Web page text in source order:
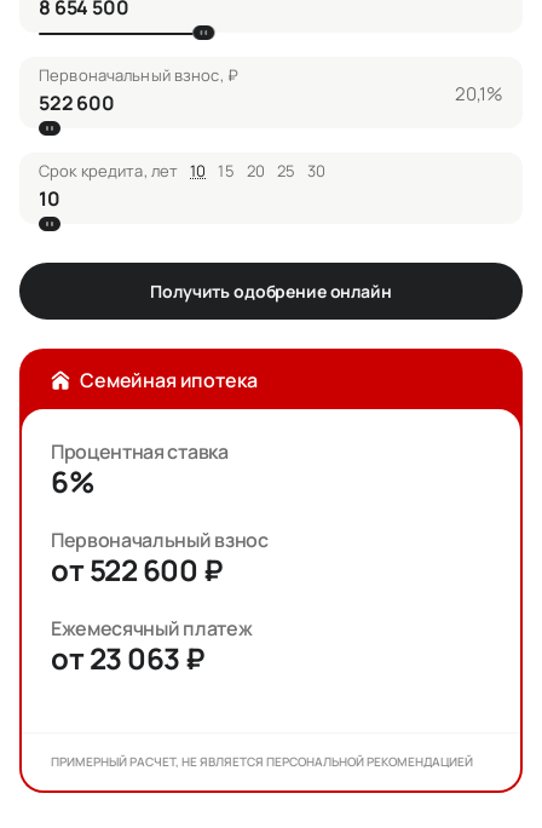
Первоначальный взнос, ₽
20,1%
Срок кредита, лет 10 15 20 25 30
Получить одобрение онлайн
Семейная ипотека
Процентная ставка
6%
Первоначальный взнос
от 522 600 ₽
Ежемесячный платеж
от 23 063 ₽
ПРИМЕРНЫЙ РАСЧЕТ, НЕ ЯВЛЯЕТСЯ ПЕРСОНАЛЬНОЙ РЕКОМЕНДАЦИЕЙ